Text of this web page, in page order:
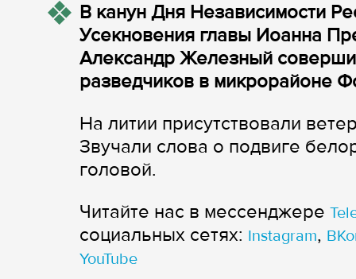
В канун Дня Независимости
Усекновения главы Иоанна
Александр Железный
разведчиков в микрорайоне
На литии присутствовали
Звучали слова о подвиге
головой.
Читайте нас в мессенджере
cоциальных сетях: Instagram,
YouTube